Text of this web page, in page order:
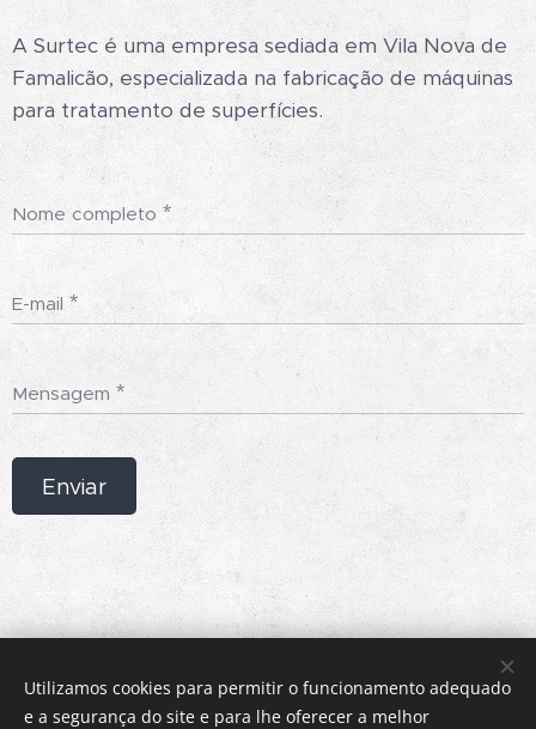
A Surtec é uma empresa sediada em Vila Nova de
Famalicão, especializada na fabricação de máquinas
para tratamento de superfícies.
Nome completo
E-mail
Mensagem
Enviar
Utilizamos cookies para permitir o funcionamento adequado
e a segurança do site e para lhe oferecer a melhor